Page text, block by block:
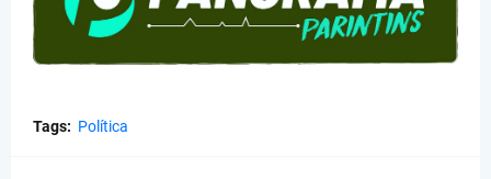
Tags: Política